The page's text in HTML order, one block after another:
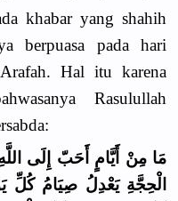
khabar yang shahih
berpuasa pada hari
Hal itu karena
Rasulullah
مَا مِنْ أَيَّامٍ أَحَبّ إِلَى
الْحِجَّةِ يَعْدِلُ صِيَامُ كُلِّ